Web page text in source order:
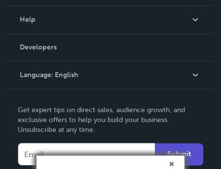
Podcast
Help
Order Lookup
Knowledge Base
Contact Support
Developers
Language: English
Deutsch
Français
Español
Get expert tips on direct sales, audience growth, and
exclusive offers to help you build your business.
Unsubscribe at any time.
Submit